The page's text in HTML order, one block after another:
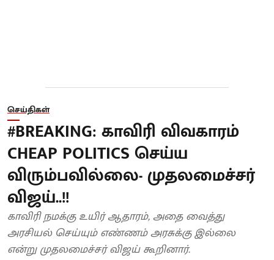
செய்திகள்
#BREAKING: காவிரி விவகாரம்
CHEAP POLITICS செய்ய
விரும்பவில்லை- முதலமைச்சர்
விஜய்..!!
காவிரி நமக்கு உயிர் ஆதாரம், அதை வைத்து
அரசியல் செய்யும் எண்ணம் அரசுக்கு இல்லை
என்று முதலமைச்சர் விஜய் கூறினார்.